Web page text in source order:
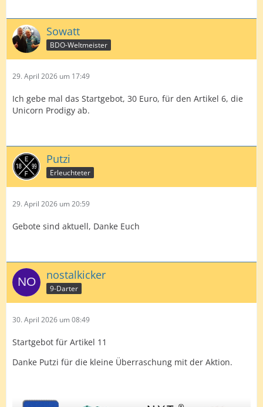
Sowatt
BDO-Weltmeister
29. April 2026 um 17:49
Ich gebe mal das Startgebot, 30 Euro, für den Artikel 6, die
Unicorn Prodigy ab.
Putzi
Erleuchteter
29. April 2026 um 20:59
Gebote sind aktuell, Danke Euch
nostalkicker
9-Darter
30. April 2026 um 08:49
Startgebot für Artikel 11
Danke Putzi für die kleine Überraschung mit der Aktion.